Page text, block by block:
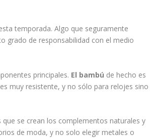
temporada. Algo que seguramente
grado de responsabilidad con el medio
principales. El bambú de hecho es
muy resistente, y no sólo para relojes sino
que se crean los complementos naturales y
de moda, y no solo elegir metales o